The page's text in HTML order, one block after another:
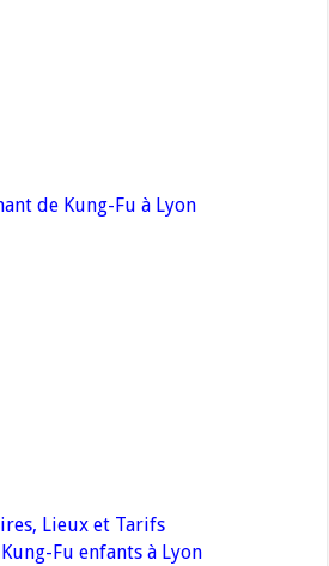
de Kung-Fu à Lyon
Lieux et Tarifs
Fu enfants à Lyon